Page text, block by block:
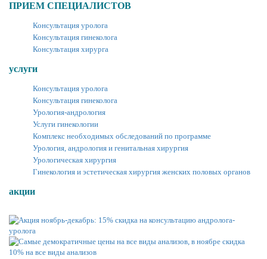
ПРИЕМ СПЕЦИАЛИСТОВ
Консультация уролога
Консультация гинеколога
Консультация хирурга
услуги
Консультация уролога
Консультация гинеколога
Урология-андрология
Услуги гинекологии
Комплекс необходимых обследований по программе
Урология, андрология и генитальная хирургия
Урологическая хирургия
Гинекология и эстетическая хирургия женских половых органов
акции